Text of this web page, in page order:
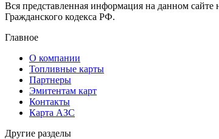
Вся представленная информация на данном
Гражданского кодекса РФ.
Главное
О компании
Топливные карты
Партнеры
Эмитентам карт
Контакты
Карта АЗС
Другие разделы